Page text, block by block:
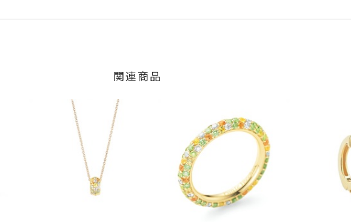
ド
価格が異なります。
ド マルチカラー 、エタニティ、パヴェ
の商品
～1ヶ月以内を目安に発送いたします。
載のある目安日数を頂戴し、一から製作いたします。
ださい。事前に現在の納期状況を確認いたします。
メールにてご案内いたします。
た商品
合
、万が一不良品の場合、またはご注文のお品と異なる場合は、早急に商品を交換さ
お電話またはお問い合わせフォームよりご連絡ください。
関連商品